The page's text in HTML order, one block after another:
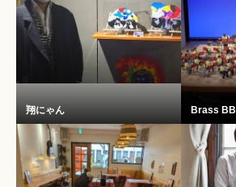
翔にゃん Brass BB